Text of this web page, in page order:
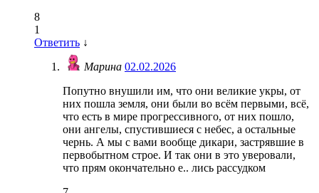
8
1
Ответить ↓
Марина 02.02.2026
Попутно внушили им, что они великие укры, от
них пошла земля, они были во всём первыми, всё,
что есть в мире прогрессивного, от них пошло,
они ангелы, спустившиеся с небес, а остальные
чернь. А мы с вами вообще дикари, застрявшие в
первобытном строе. И так они в это уверовали,
что прям окончательно е.. лись рассудком